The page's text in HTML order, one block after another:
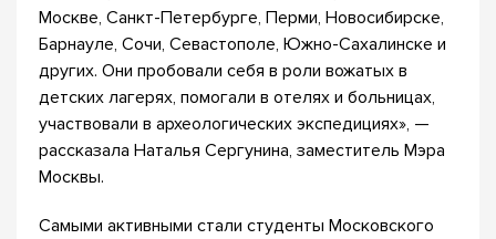
Москве, Санкт-Петербурге, Перми, Новосибирске,
Барнауле, Сочи, Севастополе, Южно-Сахалинске и
других. Они пробовали себя в роли вожатых в
детских лагерях, помогали в отелях и больницах,
участвовали в археологических экспедициях», —
рассказала Наталья Сергунина, заместитель Мэра
Москвы.
Самыми активными стали студенты Московского